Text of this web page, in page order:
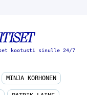
kootusti sinulle 24/7
MINJA KORHONEN